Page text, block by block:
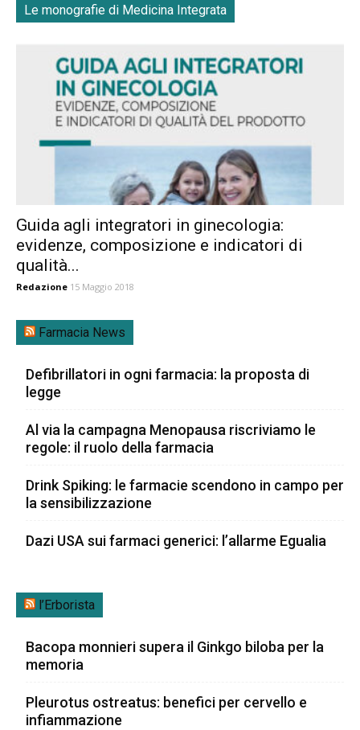
Le monografie di Medicina Integrata
Guida agli integratori in ginecologia:
evidenze, composizione e indicatori di
qualità...
Redazione 15 Maggio 2018
Farmacia News
Defibrillatori in ogni farmacia: la proposta di
legge
Al via la campagna Menopausa riscriviamo le
regole: il ruolo della farmacia
Drink Spiking: le farmacie scendono in campo per
la sensibilizzazione
Dazi USA sui farmaci generici: l’allarme Egualia
l’Erborista
Bacopa monnieri supera il Ginkgo biloba per la
memoria
Pleurotus ostreatus: benefici per cervello e
infiammazione